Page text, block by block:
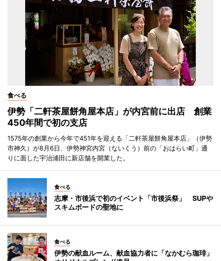
食べる
伊勢「二軒茶屋餅角屋本店」が内宮前に出店 創業
450年間で初の支店
1575年の創業から今年で451年を迎える「二軒茶屋餅角屋本店」（伊勢
市神久）が8月6日、伊勢神宮内宮（ないくう）前の「おはらい町」通
りに面した宇治浦田に新店舗を開業した。
食べる
志摩・市後浜で初のイベント「市後浜祭」 SUPや
スキムボードの聖地に
食べる
伊勢の献血ルーム、献血協力者に「なかむら珈琲」